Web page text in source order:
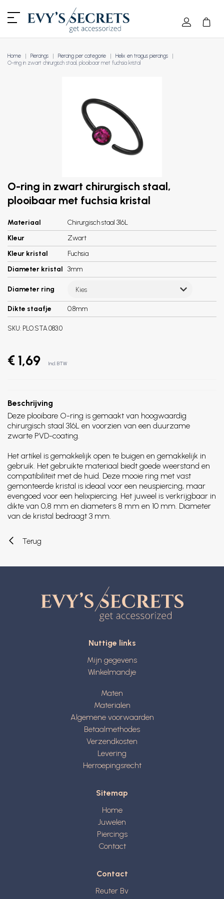
Home Piercings Piercing per categorie
Helix en tragus piercings
O-ring in zwart chirurgisch staal, plooibaar met fuchsia kristal
O-ring in zwart chirurgisch staal,
plooibaar met fuchsia kristal
Materiaal
Chirurgisch staal 316L
Kleur
Zwart
Kleur kristal
Fuchsia
Diameter kristal 3mm
Diameter ring Kies
Dikte staafje 0.8mm
SKU: PLO.STA.083.0
€ 1,69 Incl. BTW
Beschrijving
Deze plooibare O-ring is gemaakt van hoogwaardig
chirurgisch staal 316L en voorzien van een duurzame
zwarte PVD-coating.
Het artikel is gemakkelijk open te buigen en gemakkelijk in
gebruik. Het gebruikte materiaal biedt goede weerstand en
compatibiliteit met de huid. Deze mooie ring met vast
gemonteerde kristal is ideaal voor een neuspiercing, maar
evengoed voor een helixpiercing. Het juweel is verkrijgbaar in
dikte van 0,8 mm en diameters 8 mm en 10 mm. Diameter
van de kristal bedraagt 3 mm.
Terug
Nuttige links
Mijn gegevens
Winkelmandje
Maten
Materialen
Algemene voorwaarden
Betaalmethodes
Verzendkosten
Levering
Herroepingsrecht
Sitemap
Home
Juwelen
Piercings
Contact
Contact
Reuter Bv